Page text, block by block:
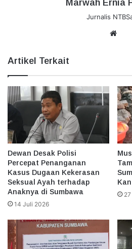
Marwah Ernia
Jurnalis
Artikel Terkait
Dewan Desak Polisi
Percepat Penanganan
Kasus Dugaan Kekerasan
Seksual Ayah terhadap
Anaknya di Sumbawa
14 Juli 2026